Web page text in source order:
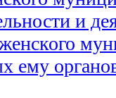
и
ему